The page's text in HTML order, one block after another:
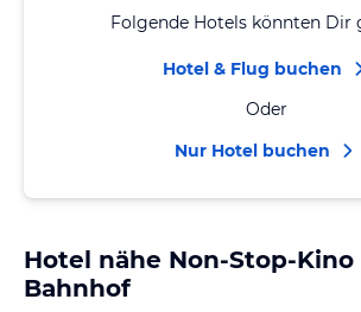
Folgende Hotels könnten Dir
Hotel & Flug buchen
Oder
Nur Hotel buchen
Hotel nähe Non-Stop-Kino
Bahnhof